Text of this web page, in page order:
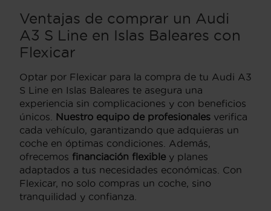
Ventajas de comprar un Audi
A3 S Line en Islas Baleares con
Flexicar
Optar por Flexicar para la compra de tu Audi A3
S Line en Islas Baleares te asegura una
experiencia sin complicaciones y con beneficios
únicos. Nuestro equipo de profesionales verifica
cada vehículo, garantizando que adquieras un
coche en óptimas condiciones. Además,
ofrecemos financiación flexible y planes
adaptados a tus necesidades económicas. Con
Flexicar, no solo compras un coche, sino
tranquilidad y confianza.